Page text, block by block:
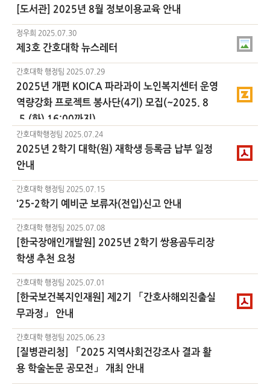
[도서관] 2025년 8월 정보이용교육 안내
정우희 2025.07.30
제3호 간호대학 뉴스레터
간호대학 행정팀 2025.07.29
2025년 개편 KOICA 파라과이 노인복지센터 운영
역량강화 프로젝트 봉사단(4기) 모집(~2025. 8
.5.(화) 16:00까지)
간호대학행정팀 2025.07.24
2025년 2학기 대학(원) 재학생 등록금 납부 일정
안내
간호대학 행정팀 2025.07.15
‘25-2학기 예비군 보류자(전입)신고 안내
간호대학 행정팀 2025.07.08
[한국장애인개발원] 2025년 2학기 쌍용곰두리장
학생 추천 요청
간호대학 행정팀 2025.07.01
[한국보건복지인재원] 제2기 「간호사해외진출실
무과정」 안내
간호대학 행정팀 2025.06.23
[질병관리청] 「2025 지역사회건강조사 결과 활
용 학술논문 공모전」 개최 안내